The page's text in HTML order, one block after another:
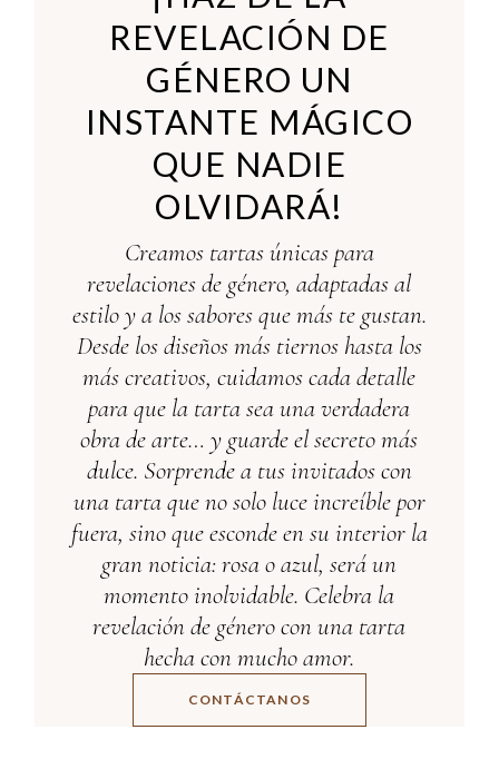
REVELACIÓN DE
GÉNERO UN
INSTANTE MÁGICO
QUE NADIE
OLVIDARÁ!
Creamos tartas únicas para
revelaciones de género, adaptadas al
estilo y a los sabores que más te gustan.
Desde los diseños más tiernos hasta los
más creativos, cuidamos cada detalle
para que la tarta sea una verdadera
obra de arte… y guarde el secreto más
dulce. Sorprende a tus invitados con
una tarta que no solo luce increíble por
fuera, sino que esconde en su interior la
gran noticia: rosa o azul, será un
momento inolvidable. Celebra la
revelación de género con una tarta
hecha con mucho amor.
CONTÁCTANOS